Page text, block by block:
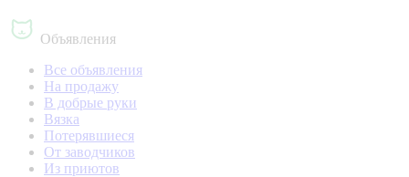
Объявления
Все объявления
На продажу
В добрые руки
Вязка
Потерявшиеся
От заводчиков
Из приютов